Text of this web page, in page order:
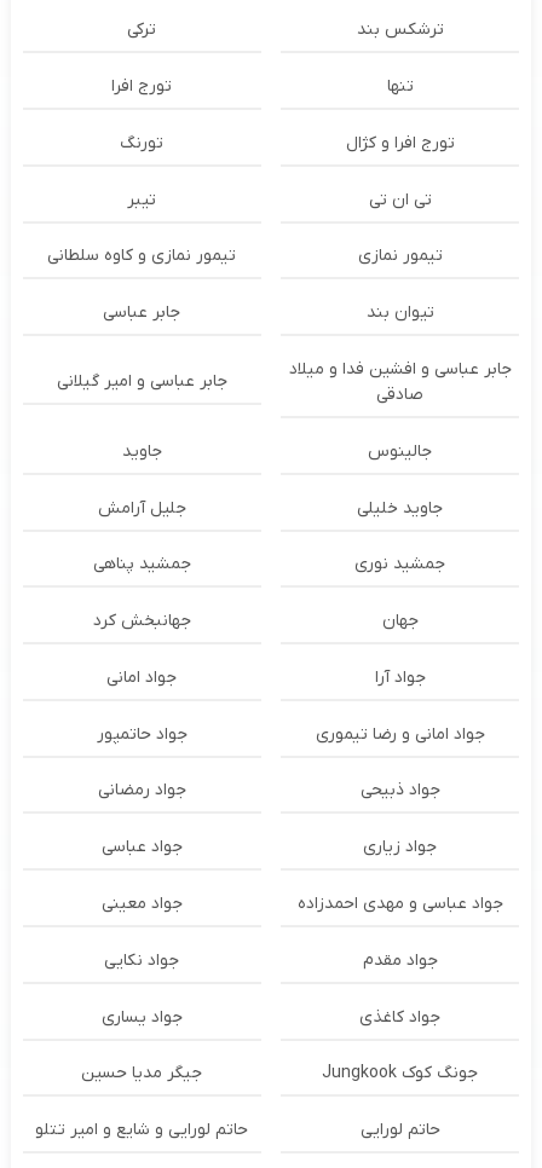
ترشكس بند ترکی
تنها تورج افرا
تورج افرا و کژال تورنگ
تی ان تی تیبر
تیمور نمازی تیمور نمازی و کاوه سلطانی
تیوان بند جابر عباسی
جابر عباسی و افشین فدا و میلاد
صادقی
جابر عباسی و امیر گیلانی
جالینوس جاوید
جاوید خلیلی جلیل آرامش
جمشید نوری جمشید پناهی
جهان جهانبخش کرد
جواد آرا جواد امانی
جواد امانی و رضا تیموری جواد حاتمپور
جواد ذبیحی جواد رمضانی
جواد زیاری جواد عباسی
جواد عباسی و مهدی احمدزاده جواد معینی
جواد مقدم جواد نکایی
جواد کاغذی جواد یساری
جونگ کوک Jungkook جیگر مدیا حسین
حاتم لورایی حاتم لورایی و شایع و امیر تتلو